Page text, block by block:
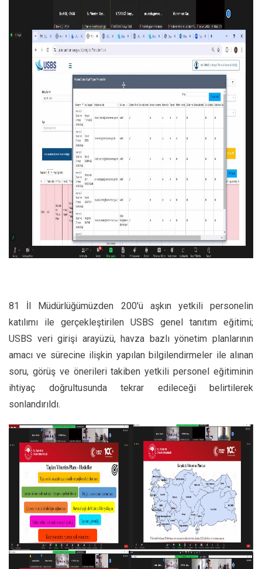
81 İl Müdürlüğümüzden 200'ü aşkın yetkili personelin
katılımı ile gerçekleştirilen USBS genel tanıtım eğitimi;
USBS veri girişi arayüzü, havza bazlı yönetim planlarının
amacı ve sürecine ilişkin yapılan bilgilendirmeler ile alınan
soru, görüş ve önerileri takiben yetkili personel eğitiminin
ihtiyaç doğrultusunda tekrar edileceği belirtilerek
sonlandırıldı.